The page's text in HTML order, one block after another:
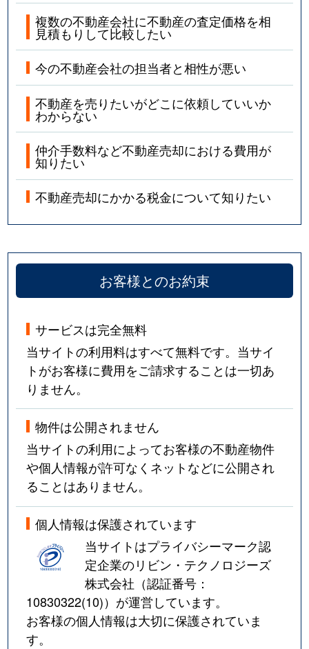
複数の不動産会社に不動産の査定価格を相
見積もりして比較したい
今の不動産会社の担当者と相性が悪い
不動産を売りたいがどこに依頼していいか
わからない
仲介手数料など不動産売却における費用が
知りたい
不動産売却にかかる税金について知りたい
お客様とのお約束
サービスは完全無料
当サイトの利用料はすべて無料です。当サイ
トがお客様に費用をご請求することは一切あ
りません。
物件は公開されません
当サイトの利用によってお客様の不動産物件
や個人情報が許可なくネットなどに公開され
ることはありません。
個人情報は保護されています
当サイトはプライバシーマーク認
定企業のリビン・テクノロジーズ
株式会社（認証番号：
10830322(10)）が運営しています。
お客様の個人情報は大切に保護されていま
す。